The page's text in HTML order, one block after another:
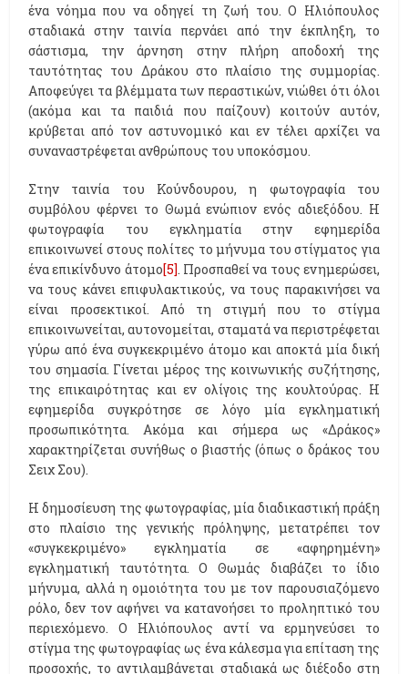
ένα νόημα που να οδηγεί τη ζωή του. Ο Ηλιόπουλος
σταδιακά στην ταινία περνάει από την έκπληξη, το
σάστισμα, την άρνηση στην πλήρη αποδοχή της
ταυτότητας του Δράκου στο πλαίσιο της συμμορίας.
Αποφεύγει τα βλέμματα των περαστικών, νιώθει ότι όλοι
(ακόμα και τα παιδιά που παίζουν) κοιτούν αυτόν,
κρύβεται από τον αστυνομικό και εν τέλει αρχίζει να
συναναστρέφεται ανθρώπους του υποκόσμου.
Στην ταινία του Κούνδουρου, η φωτογραφία του
συμβόλου φέρνει το Θωμά ενώπιον ενός αδιεξόδου. Η
φωτογραφία του εγκληματία στην εφημερίδα
επικοινωνεί στους πολίτες το μήνυμα του στίγματος για
ένα επικίνδυνο άτομο[5]. Προσπαθεί να τους ενημερώσει,
να τους κάνει επιφυλακτικούς, να τους παρακινήσει να
είναι προσεκτικοί. Από τη στιγμή που το στίγμα
επικοινωνείται, αυτονομείται, σταματά να περιστρέφεται
γύρω από ένα συγκεκριμένο άτομο και αποκτά μία δική
του σημασία. Γίνεται μέρος της κοινωνικής συζήτησης,
της επικαιρότητας και εν ολίγοις της κουλτούρας. Η
εφημερίδα συγκρότησε σε λόγο μία εγκληματική
προσωπικότητα. Ακόμα και σήμερα ως «Δράκος»
χαρακτηρίζεται συνήθως ο βιαστής (όπως ο δράκος του
Σειχ Σου).
Η δημοσίευση της φωτογραφίας, μία διαδικαστική πράξη
στο πλαίσιο της γενικής πρόληψης, μετατρέπει τον
«συγκεκριμένο» εγκληματία σε «αφηρημένη»
εγκληματική ταυτότητα. Ο Θωμάς διαβάζει το ίδιο
μήνυμα, αλλά η ομοιότητα του με τον παρουσιαζόμενο
ρόλο, δεν τον αφήνει να κατανοήσει το προληπτικό του
περιεχόμενο. Ο Ηλιόπουλος αντί να ερμηνεύσει το
στίγμα της φωτογραφίας ως ένα κάλεσμα για επίταση της
προσοχής, το αντιλαμβάνεται σταδιακά ως διέξοδο στη